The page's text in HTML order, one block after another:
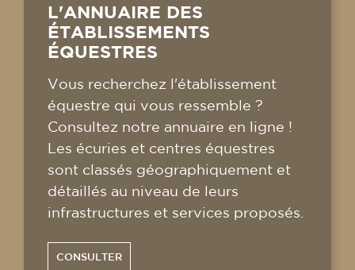
L'ANNUAIRE DES
ÉTABLISSEMENTS
ÉQUESTRES
Vous recherchez l'établissement
équestre qui vous ressemble ?
Consultez notre annuaire en ligne !
Les écuries et centres équestres
sont classés géographiquement et
détaillés au niveau de leurs
infrastructures et services proposés.
CONSULTER